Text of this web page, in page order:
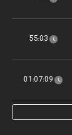
55:03
01:07:09